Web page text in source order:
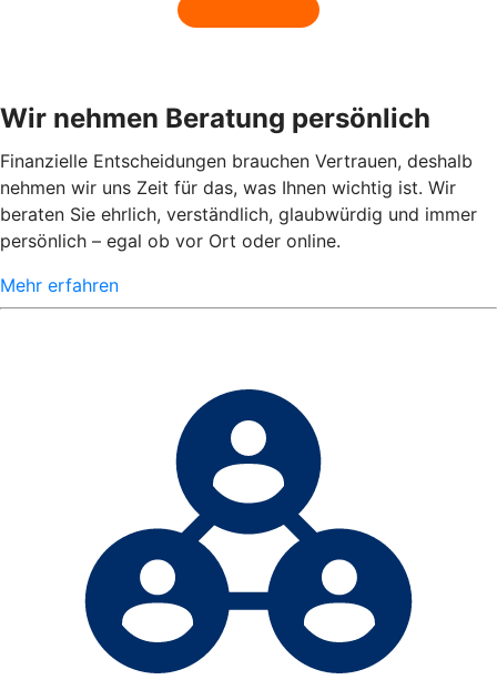
Wir nehmen Beratung persönlich
Finanzielle Entscheidungen brauchen Vertrauen, deshalb
nehmen wir uns Zeit für das, was Ihnen wichtig ist. Wir
beraten Sie ehrlich, verständlich, glaubwürdig und immer
persönlich – egal ob vor Ort oder online.
Mehr erfahren